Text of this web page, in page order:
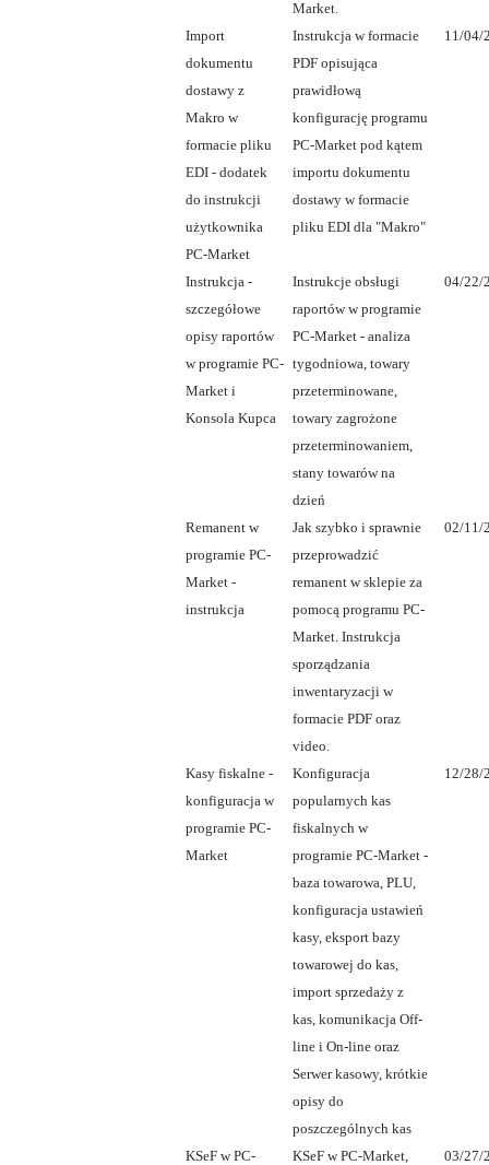
Market.
Import
dokumentu
dostawy z
Makro w
formacie pliku
EDI - dodatek
do instrukcji
użytkownika
PC-Market
Instrukcja w formacie
PDF opisująca
prawidłową
konfigurację programu
PC-Market pod kątem
importu dokumentu
dostawy w formacie
pliku EDI dla "Makro"
11/04/
Instrukcja -
szczegółowe
opisy raportów
w programie PC-
Market i
Konsola Kupca
Instrukcje obsługi
raportów w programie
PC-Market - analiza
tygodniowa, towary
przeterminowane,
towary zagrożone
przeterminowaniem,
stany towarów na
dzień
04/22/
Remanent w
programie PC-
Market -
instrukcja
Jak szybko i sprawnie
przeprowadzić
remanent w sklepie za
pomocą programu PC-
Market. Instrukcja
sporządzania
inwentaryzacji w
formacie PDF oraz
video.
02/11/
Kasy fiskalne -
konfiguracja w
programie PC-
Market
Konfiguracja
popularnych kas
fiskalnych w
programie PC-Market -
baza towarowa, PLU,
konfiguracja ustawień
kasy, eksport bazy
towarowej do kas,
import sprzedaży z
kas, komunikacja Off-
line i On-line oraz
Serwer kasowy, krótkie
opisy do
poszczególnych kas
12/28/
KSeF w PC-
KSeF w PC-Market,
03/27/